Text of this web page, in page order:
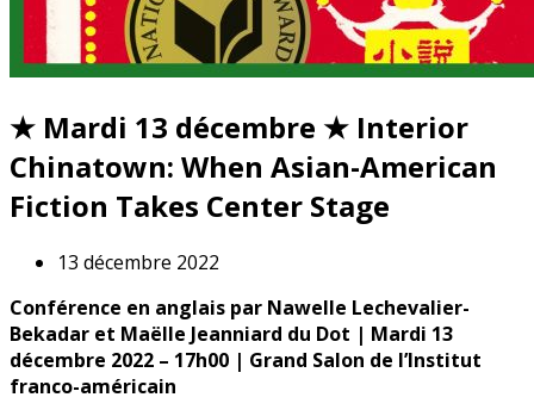
★ Mardi 13 décembre ★ Interior
Chinatown: When Asian-American
Fiction Takes Center Stage
13 décembre 2022
Conférence en anglais par Nawelle Lechevalier-
Bekadar et Maëlle Jeanniard du Dot | Mardi 13
décembre 2022 – 17h00 | Grand Salon de l’Institut
franco-américain